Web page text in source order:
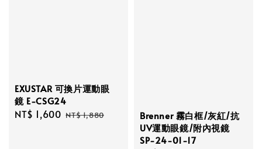
EXUSTAR 可換片運動眼
鏡 E-CSG24
Sale
NT$ 1,600 Regular
NT$ 1,880
Brenner 霧白框/灰紅/抗
UV運動眼鏡/附內視鏡
SP-24-01-17